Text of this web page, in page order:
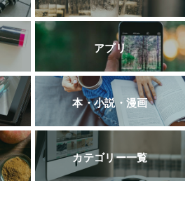
アプリ
本・小説・漫画
カテゴリー一覧